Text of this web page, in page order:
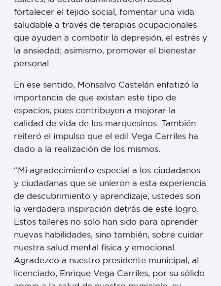
fortalecer el tejido social, fomentar una vida
saludable a través de terapias ocupacionales
que ayuden a combatir la depresión, el estrés y
la ansiedad; asimismo, promover el bienestar
personal.
En ese sentido, Monsalvo Castelán enfatizó la
importancia de que existan este tipo de
espacios, pues contribuyen a mejorar la
calidad de vida de los marquesinos. También
reiteró el impulso que el edil Vega Carriles ha
dado a la realización de los mismos.
“Mi agradecimiento especial a los ciudadanos
y ciudadanas que se unieron a esta experiencia
de descubrimiento y aprendizaje, ustedes son
la verdadera inspiración detrás de este logro.
Estos talleres no solo han sido para aprender
nuevas habilidades, sino también, sobre cuidar
nuestra salud mental física y emocional.
Agradezco a nuestro presidente municipal, al
licenciado, Enrique Vega Carriles, por su sólido